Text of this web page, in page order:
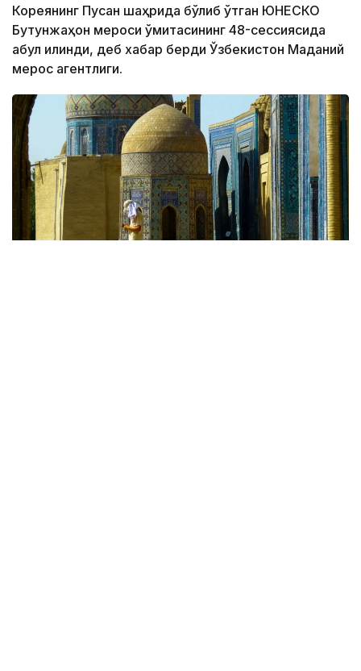
Кореянинг Пусан ​​шаҳрида бўлиб ўтган ЮНEСКО
Бутунжаҳон мероси қўмитасининг 48-сессиясида
қабул қилинди, деб хабар берди Ўзбекистон Маданий
мерос агентлиги.